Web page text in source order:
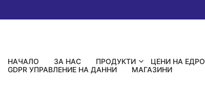
НАЧАЛО ЗА НАС ПРОДУКТИ
ЦЕНИ НА ЕДРО
GDPR УПРАВЛЕНИЕ НА ДАННИ
МАГАЗИНИ